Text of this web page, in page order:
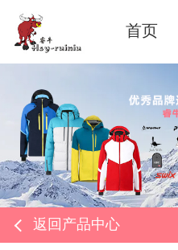
首页
返回产品中心